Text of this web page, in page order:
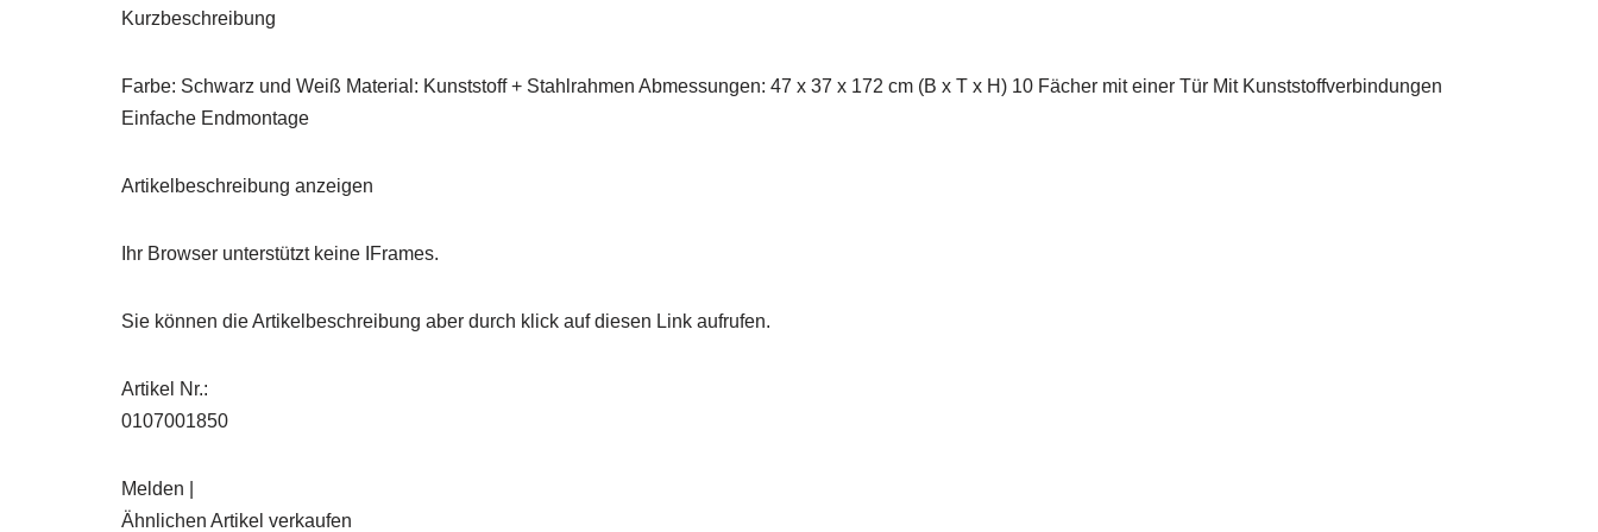
Kurzbeschreibung
Farbe: Schwarz und Weiß Material: Kunststoff + Stahlrahmen Abmessungen: 47 x 37 x 172 cm (B x T x H) 10 Fächer mit einer Tür Mit Kunststoffverbindungen
Einfache Endmontage
Artikelbeschreibung anzeigen
Ihr Browser unterstützt keine IFrames.
Sie können die Artikelbeschreibung aber durch klick auf diesen Link aufrufen.
Artikel Nr.:
0107001850
Melden |
Ähnlichen Artikel verkaufen